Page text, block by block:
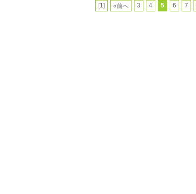
[1] «前へ 3 4 5 6 7